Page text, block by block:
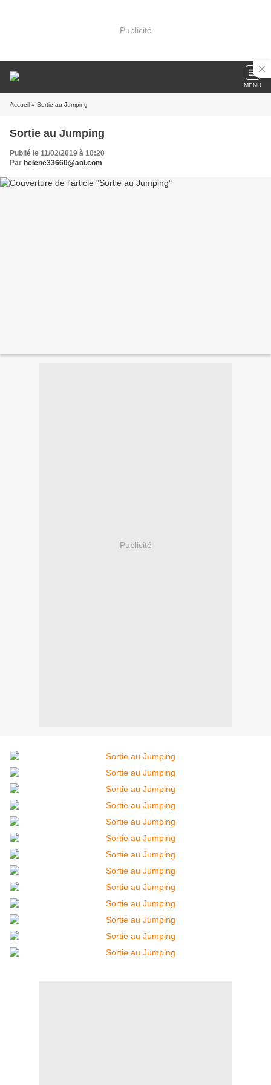
Publicité
MENU
Accueil » Sortie au Jumping
Sortie au Jumping
Publié le 11/02/2019 à 10:20
Par helene33660@aol.com
Publicité